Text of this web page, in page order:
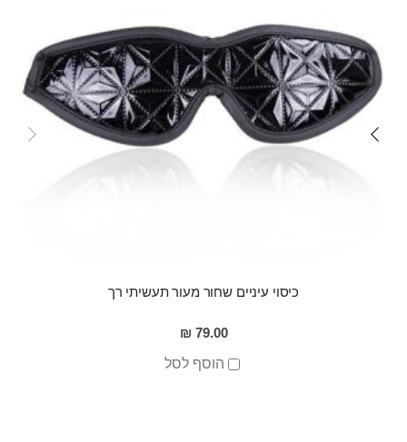
כיסוי עיניים שחור מעור תעשיתי רך
79.00 ₪
הוסף לסל